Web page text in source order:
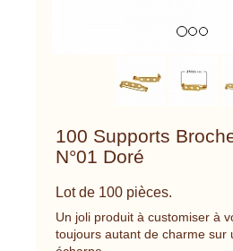
100 Supports
N°01 Doré
Lot de 100 pièces.
Un joli produit à customiser à
toujours autant de charme sur